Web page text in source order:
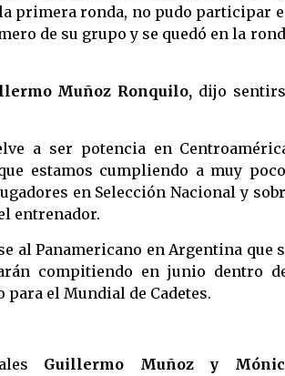
primera ronda, no pudo participar
de su grupo y se quedó en la
Muñoz Ronquilo, dijo
a ser potencia en
estamos cumpliendo a muy
en Selección Nacional y
entrenador.
al Panamericano en Argentina que
compitiendo en junio dentro
el Mundial de Cadetes.
Guillermo Muñoz y